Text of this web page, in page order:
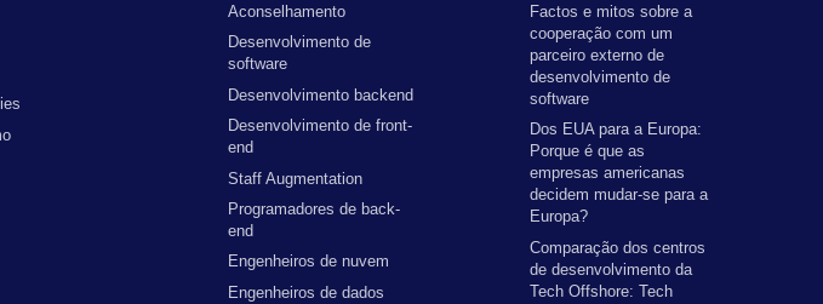
Aconselhamento
Desenvolvimento de
software
Desenvolvimento backend
Desenvolvimento de front-
end
Staff Augmentation
Programadores de back-
end
Engenheiros de nuvem
Engenheiros de dados
Factos e mitos sobre a
cooperação com um
parceiro externo de
desenvolvimento de
software
Dos EUA para a Europa:
Porque é que as
empresas americanas
decidem mudar-se para a
Europa?
Comparação dos centros
de desenvolvimento da
Tech Offshore: Tech